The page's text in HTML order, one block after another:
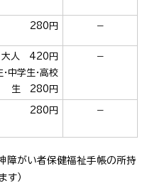
280円 －
大人 420円
中学生・高校
生 280円
－
280円 －
障がい者保健福祉手帳の所持
す）